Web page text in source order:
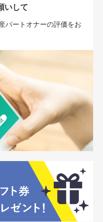
いして
パートオナーの評価をお